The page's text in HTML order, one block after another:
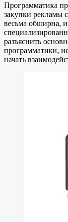
Программатика
закупки рекламы
весьма обширна,
разъяснить
программатики,
начать